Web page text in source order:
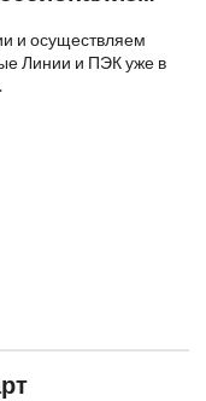
и осуществляем
Линии и ПЭК уже в